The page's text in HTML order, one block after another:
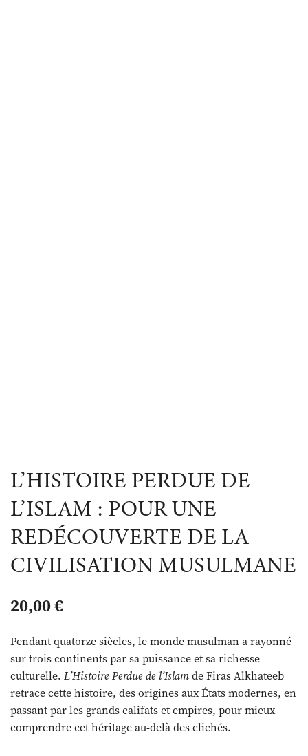
L’HISTOIRE PERDUE DE
L’ISLAM : POUR UNE
REDÉCOUVERTE DE LA
CIVILISATION MUSULMANE
20,00€
Pendant quatorze siècles, le monde musulman a rayonné
sur trois continents par sa puissance et sa richesse
culturelle. L’Histoire Perdue de l’Islamde Firas Alkhateeb
retrace cette histoire, des origines aux États modernes, en
passant par les grands califats et empires, pour mieux
comprendre cet héritage au-delà des clichés.